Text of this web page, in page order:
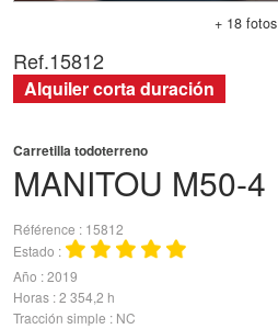
+ 18 fotos
MANITOU M50-4
Carretilla todoterreno
Référence
15812
Estado
Año 2019
Horas 2 354,2 h
Tracción simple
NC
Ref.15812
Alquiler corta duración